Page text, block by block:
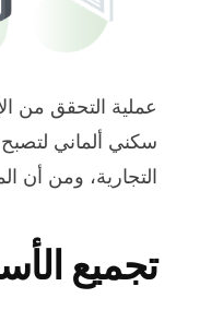
سكني ألماني
التجارية، ومن أن
تجميع